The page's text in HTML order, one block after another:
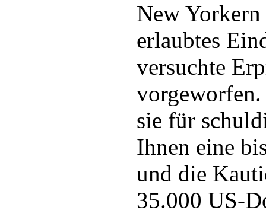
New
erlaubtes
versuchte
sie für
Ihnen eine
und die
35.000 US-